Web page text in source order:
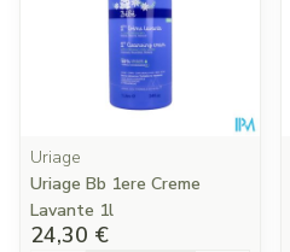
Uriage
Uriage Bb 1ere Creme
Lavante 1l
24,30 €